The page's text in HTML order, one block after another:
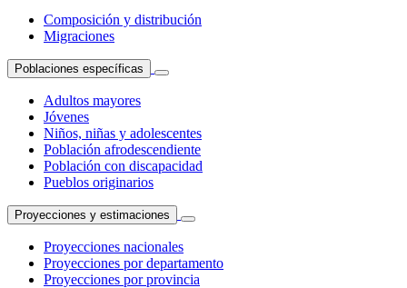
Composición y distribución
Migraciones
Poblaciones específicas
Adultos mayores
Jóvenes
Niños, niñas y adolescentes
Población afrodescendiente
Población con discapacidad
Pueblos originarios
Proyecciones y estimaciones
Proyecciones nacionales
Proyecciones por departamento
Proyecciones por provincia